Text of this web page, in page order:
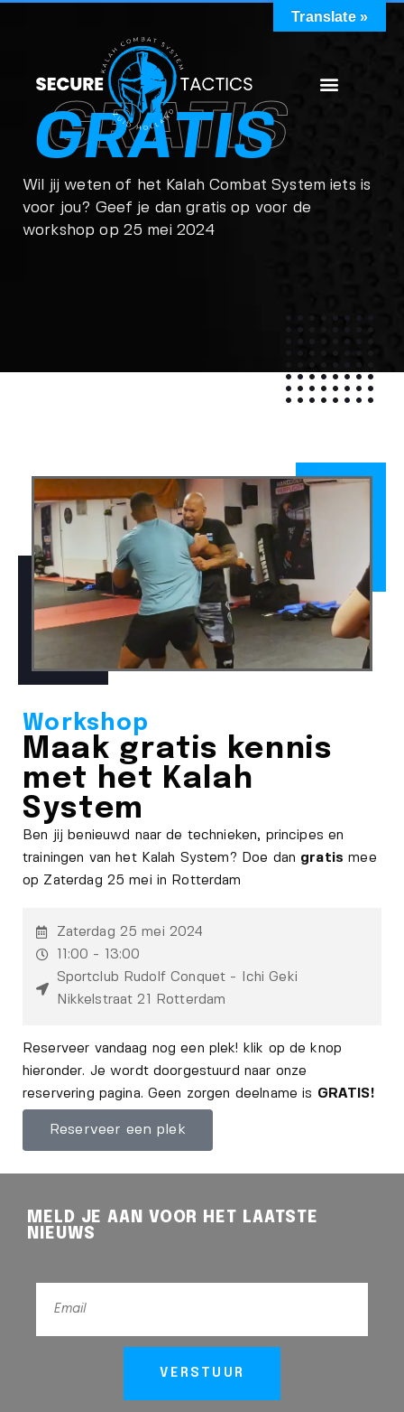
GRATIS
GRATIS
Wil jij weten of het Kalah Combat System iets is
voor jou? Geef je dan gratis op voor de
workshop op 25 mei 2024
Workshop
Maak gratis kennis
met het Kalah
System
Ben jij benieuwd naar de technieken, principes en
trainingen van het Kalah System? Doe dan gratis mee
op Zaterdag 25 mei in Rotterdam
Zaterdag 25 mei 2024
11:00 - 13:00
Sportclub Rudolf Conquet - Ichi Geki
Nikkelstraat 21 Rotterdam
Reserveer vandaag nog een plek! klik op de knop
hieronder. Je wordt doorgestuurd naar onze
reservering pagina. Geen zorgen deelname is GRATIS!
Reserveer een plek
MELD JE AAN VOOR HET LAATSTE
NIEUWS
VERSTUUR
Translate »